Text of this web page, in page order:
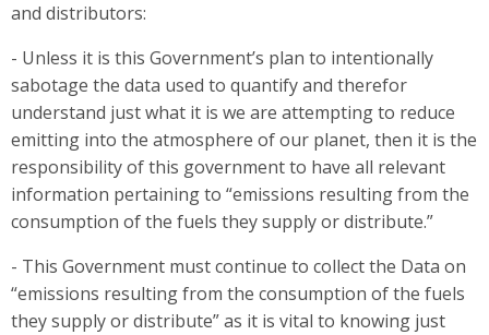
and distributors:
- Unless it is this Government’s plan to intentionally
sabotage the data used to quantify and therefor
understand just what it is we are attempting to reduce
emitting into the atmosphere of our planet, then it is the
responsibility of this government to have all relevant
information pertaining to “emissions resulting from the
consumption of the fuels they supply or distribute.”
- This Government must continue to collect the Data on
“emissions resulting from the consumption of the fuels
they supply or distribute” as it is vital to knowing just